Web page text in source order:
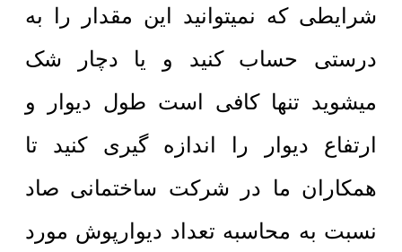
شرایطی که نمیتوانید این مقدار را به
درستی حساب کنید و یا دچار شک
میشوید تنها کافی است طول دیوار و
ارتفاع دیوار را اندازه گیری کنید تا
همکاران ما در شرکت ساختمانی صاد
نسبت به محاسبه تعداد دیوارپوش مورد